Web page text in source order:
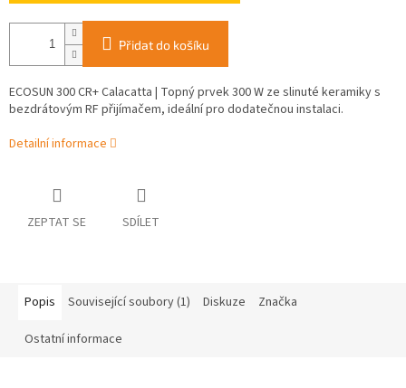
Přidat do košíku
ECOSUN 300 CR+ Calacatta | Topný prvek 300 W ze slinuté keramiky s
bezdrátovým RF přijímačem, ideální pro dodatečnou instalaci.
Detailní informace
ZEPTAT SE SDÍLET
Popis Související soubory (1) Diskuze Značka
Ostatní informace